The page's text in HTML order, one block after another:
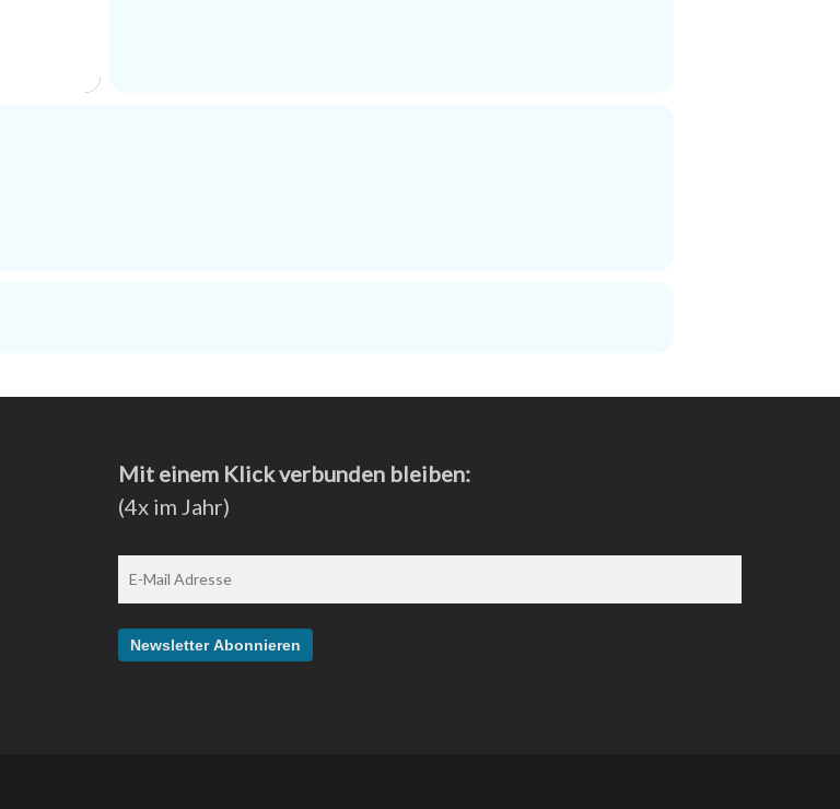
Mit einem Klick verbunden bleiben:
(4x im Jahr)